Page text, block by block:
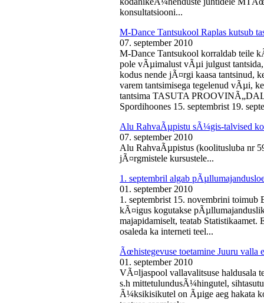
konsultatsiooni...
M-Dance Tantsukool Raplas kutsub
07. september 2010
M-Dance Tantsukool korraldab teile
pole vÃµimalust vÃµi julgust
kodus nende jÃ¤rgi kaasa tantsinud,
varem tantsimisega tegelenud vÃµi,
tantsima TASUTA
Spordihoones 15. septembrist 19.
Alu RahvaÃµpistu sÃ¼gis-talvised
07. september 2010
Alu RahvaÃµpistus (koolitusluba nr
jÃ¤rgmistele kursustele...
1. septembril algab
01. september 2010
1. septembrist 15. novembrini toimub
kÃ¤igus kogutakse
majapidamiselt, teatab Statistikaamet.
osaleda ka interneti teel...
Ãœhistegevuse toetamine Juuru valla
01. september 2010
VÃ¤ljaspool vallavalitsuse haldusala
s.h mittetulundusÃ¼hingutel,
Ã¼ksikisikutel on Ãµige aeg hakata